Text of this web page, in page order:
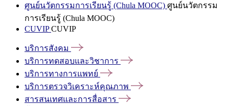
ศูนย์นวัตกรรมการเรียนรู้ (Chula MOOC) ศูนย์นวัตกรรม
การเรียนรู้ (Chula MOOC)
CUVIPCUVIP
บริการสังคม
บริการทดสอบและวิชาการ
บริการทางการแพทย์
บริการตรวจวิเคราะห์คุณภาพ
สารสนเทศและการสื่อสาร